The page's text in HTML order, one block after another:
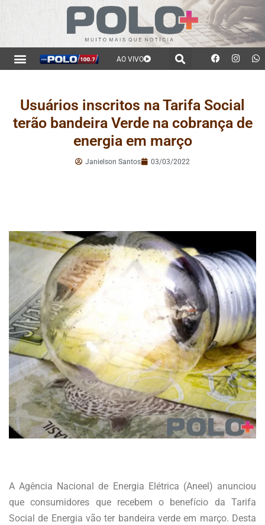
AO VIVO
Usuários inscritos na Tarifa Social
terão bandeira Verde na cobrança de
energia em março
Janielson Santos 03/03/2022
A Agência Nacional de Energia Elétrica (Aneel) anunciou
que consumidores que recebem o benefício da Tarifa
Social de Energia vão ter bandeira verde em março. Desta